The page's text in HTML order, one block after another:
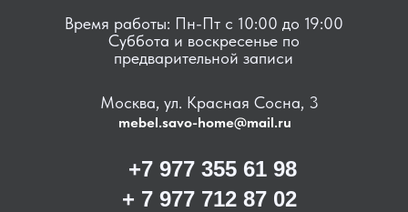
+ 7 977 712 87 02
Время работы: Пн-Пт с 10:00 до 19:00
Суббота и воскресенье по
предварительной записи
Москва, ул. Красная Сосна, 3
+7 977 355 61 98
mebel.savo-home@mail.ru